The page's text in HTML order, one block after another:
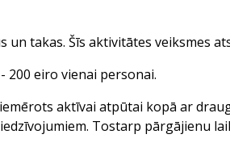
un takas. Šīs aktivitātes veiksmes
200 eiro vienai personai.
aktīvai atpūtai kopā ar
Tostarp pārgājienu